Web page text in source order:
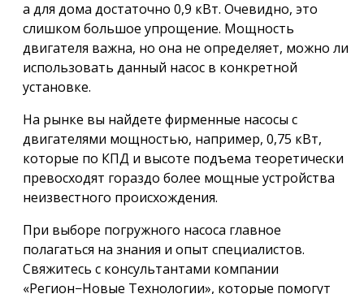
а для дома достаточно 0,9 кВт. Очевидно, это
слишком большое упрощение. Мощность
двигателя важна, но она не определяет, можно ли
использовать данный насос в конкретной
установке.
На рынке вы найдете фирменные насосы с
двигателями мощностью, например, 0,75 кВт,
которые по КПД и высоте подъема теоретически
превосходят гораздо более мощные устройства
неизвестного происхождения.
При выборе погружного насоса главное
полагаться на знания и опыт специалистов.
Свяжитесь с консультантами компании
«Регион−Новые Технологии», которые помогут